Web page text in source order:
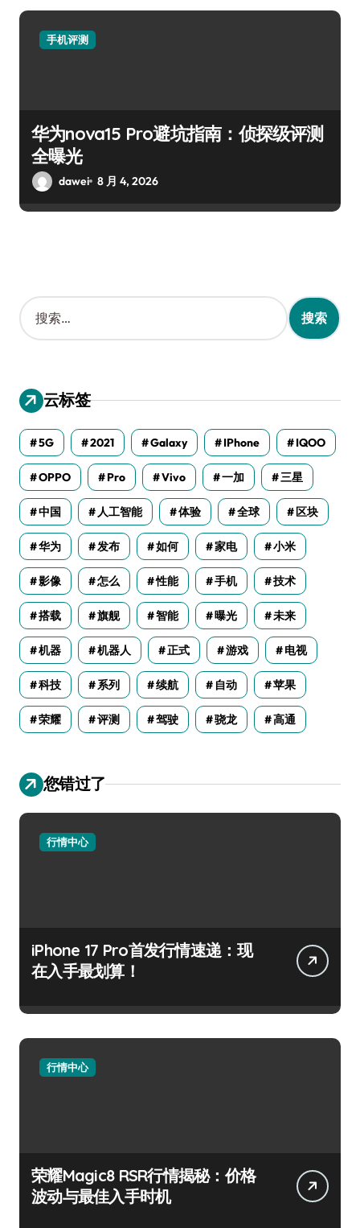
手机评测
华为nova15 Pro避坑指南：侦探级评测
全曝光
dawei 8 月 4, 2026
搜
索
：
云标签
5G 2021 Galaxy IPhone IQOO
OPPO Pro Vivo 一加 三星
中国 人工智能 体验 全球 区块
华为 发布 如何 家电 小米
影像 怎么 性能 手机 技术
搭载 旗舰 智能 曝光 未来
机器 机器人 正式 游戏 电视
科技 系列 续航 自动 苹果
荣耀 评测 驾驶 骁龙 高通
您错过了
行情中心
iPhone 17 Pro首发行情速递：现
在入手最划算！
行情中心
荣耀Magic8 RSR行情揭秘：价格
波动与最佳入手时机